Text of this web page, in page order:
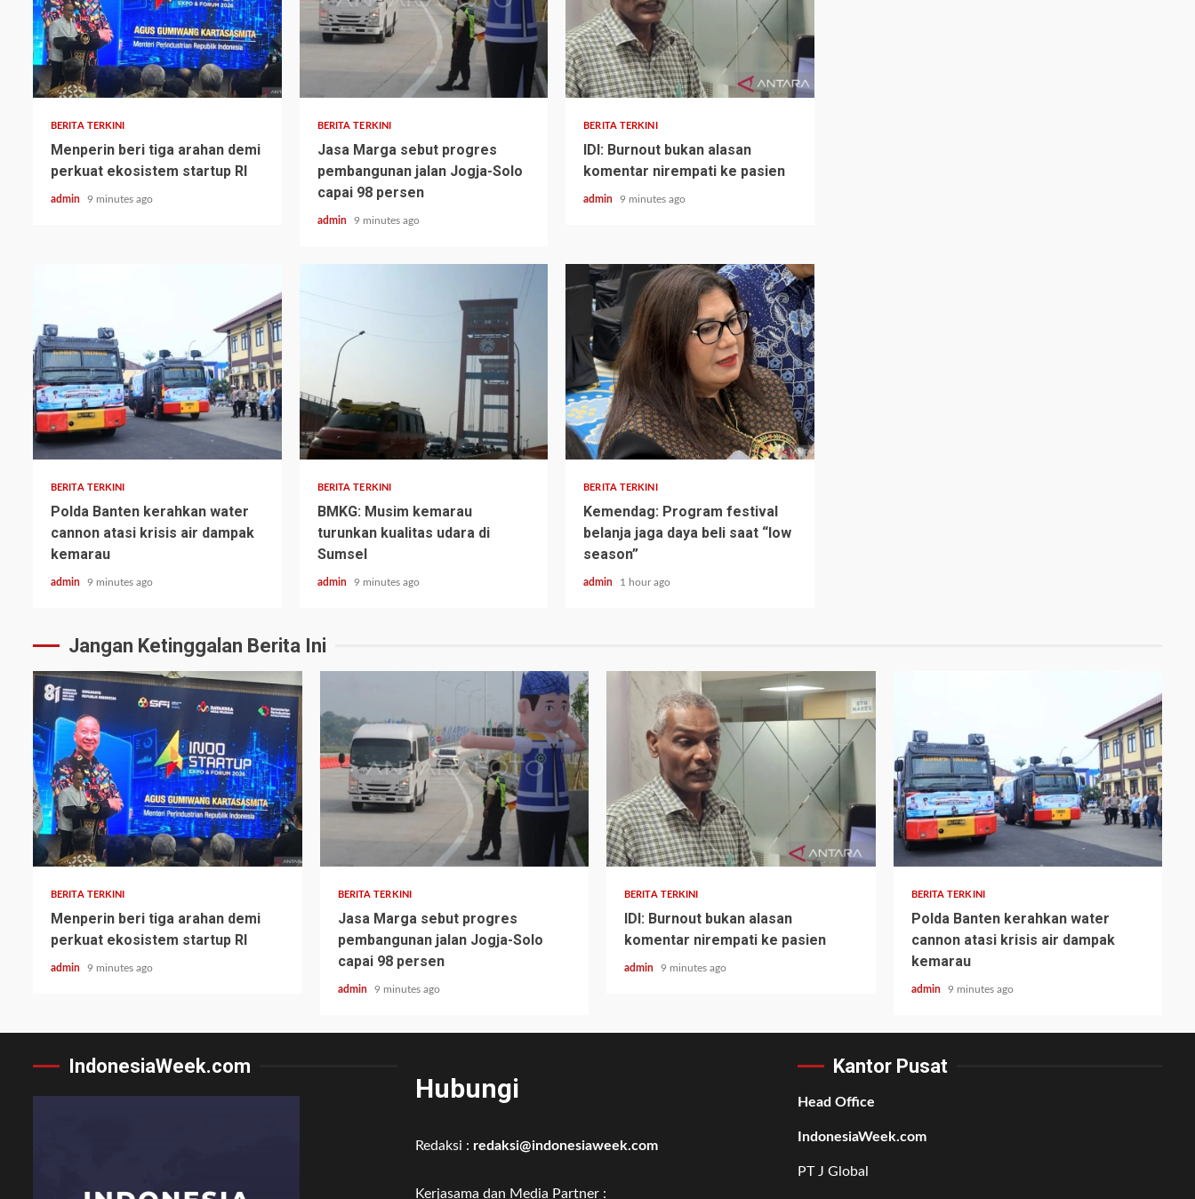
BERITA TERKINI
Menperin beri tiga arahan demi
perkuat ekosistem startup RI
admin 9 minutes ago
BERITA TERKINI
Jasa Marga sebut progres
pembangunan jalan Jogja-Solo
capai 98 persen
admin 9 minutes ago
BERITA TERKINI
IDI: Burnout bukan alasan
komentar nirempati ke pasien
admin 9 minutes ago
BERITA TERKINI
Polda Banten kerahkan water
cannon atasi krisis air dampak
kemarau
admin 9 minutes ago
BERITA TERKINI
BMKG: Musim kemarau
turunkan kualitas udara di
Sumsel
admin 9 minutes ago
BERITA TERKINI
Kemendag: Program festival
belanja jaga daya beli saat “low
season”
admin 1 hour ago
Jangan Ketinggalan Berita Ini
BERITA TERKINI
Menperin beri tiga arahan demi
perkuat ekosistem startup RI
admin 9 minutes ago
BERITA TERKINI
Jasa Marga sebut progres
pembangunan jalan Jogja-Solo
capai 98 persen
admin 9 minutes ago
BERITA TERKINI
IDI: Burnout bukan alasan
komentar nirempati ke pasien
admin 9 minutes ago
BERITA TERKINI
Polda Banten kerahkan water
cannon atasi krisis air dampak
kemarau
admin 9 minutes ago
IndonesiaWeek.com
Hubungi
Redaksi : redaksi@indonesiaweek.com
Kerjasama dan Media Partner :
Kantor Pusat
Head Office
IndonesiaWeek.com
PT J Global